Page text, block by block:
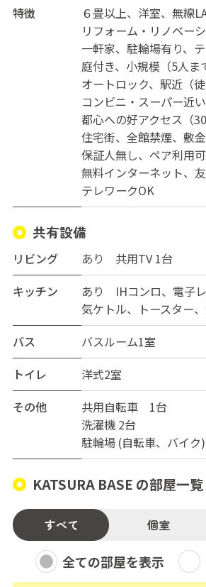
海外からの入居者も歓迎しており、国
ニティが広がるのも特徴のひとつ。異
ながら、新しい価値観や出会いに触
す。英語を使う機会を増やしたい方
境で暮らしたい方にもおすすめです。
賑やかさだけでなく、落ち着きや安
い。そんな方にこそ選んでほしい、“
存する住まいです。京都らしい穏や
で、自分らしいライフスタイルを見
特徴
６畳以上 洋室 無線
リフォーム・リノベー
一軒家
駐輪場有り
庭付き
小規模（5人ま
オートロック
駅近（徒
コンビニ・スーパー近
都心への好アクセス（30
住宅街
全館禁煙
敷
保証人無し
ペア利用可
無料インターネット
テレワークOK
共有設備
リビング
あり 共用TV 1台
キッチン
あり IHコンロ、電子
気ケトル、トースター
バス
バスルーム1室
トイレ
洋式2室
その他
共用自転車 1台
洗濯機 2台
駐輪場 (自転車、バイク
KATSURA BASE の部屋一覧
すべて 個室
全ての部屋を表示